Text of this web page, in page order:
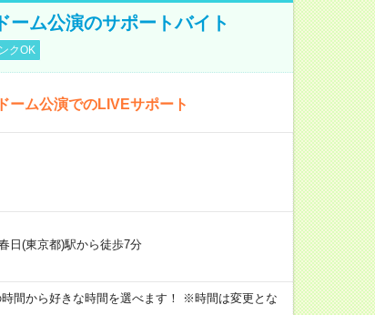
ーム公演のサポートバイト
クOK
ーム公演でのLIVEサポート
日(東京都)駅から徒歩7分
間から好きな時間を選べます！ ※時間は変更とな